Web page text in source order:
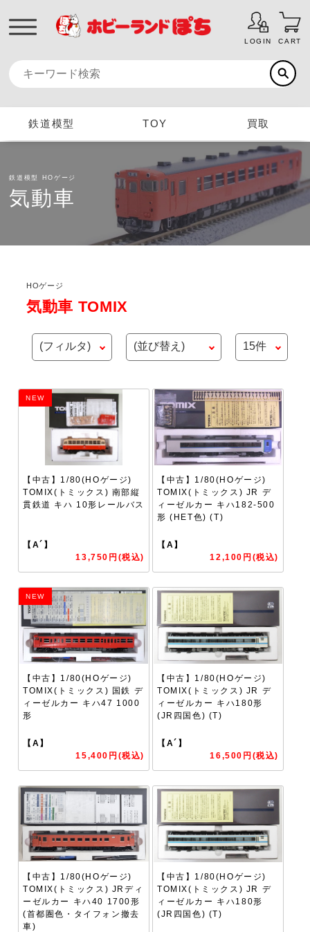
LOGIN CART
鉄道模型 TOY 買取
鉄道模型 HOゲージ
気動車
HOゲージ
気動車 TOMIX
NEW
【中古】1/80(HOゲージ)
TOMIX(トミックス) 南部縦
貫鉄道 キハ 10形レールバス
【A´】
13,750円(税込)
【中古】1/80(HOゲージ)
TOMIX(トミックス) JR デ
ィーゼルカー キハ182-500
形 (HET色) (T)
【A】
12,100円(税込)
NEW
【中古】1/80(HOゲージ)
TOMIX(トミックス) 国鉄 デ
ィーゼルカー キハ47 1000
形
【A】
15,400円(税込)
【中古】1/80(HOゲージ)
TOMIX(トミックス) JR デ
ィーゼルカー キハ180形
(JR四国色) (T)
【A´】
16,500円(税込)
【中古】1/80(HOゲージ)
TOMIX(トミックス) JRディ
ーゼルカー キハ40 1700形
(首都圏色・タイフォン撤去
車)
【中古】1/80(HOゲージ)
TOMIX(トミックス) JR デ
ィーゼルカー キハ180形
(JR四国色) (T)